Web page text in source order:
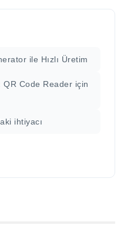
ile Hızlı Üretim
Code Reader için
ihtiyacı